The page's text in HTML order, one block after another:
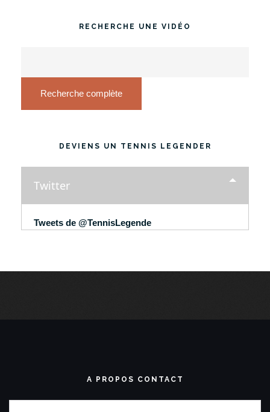
RECHERCHE UNE VIDÉO
Recherche complète
DEVIENS UN TENNIS LEGENDER
Twitter
Tweets de @TennisLegende
A PROPOS CONTACT